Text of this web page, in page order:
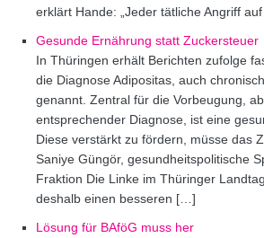
erklärt Hande: „Jeder tätliche Angriff
Gesunde Ernährung statt Zuckersteuer
In Thüringen erhält Berichten zufolge
die Diagnose Adipositas, auch
genannt. Zentral für die Vorbeugung,
entsprechender Diagnose, ist eine
Diese verstärkt zu fördern, müsse das
Saniye Güngör, gesundheitspolitische
Fraktion Die Linke im Thüringer
deshalb einen besseren […]
Lösung für BAföG muss her